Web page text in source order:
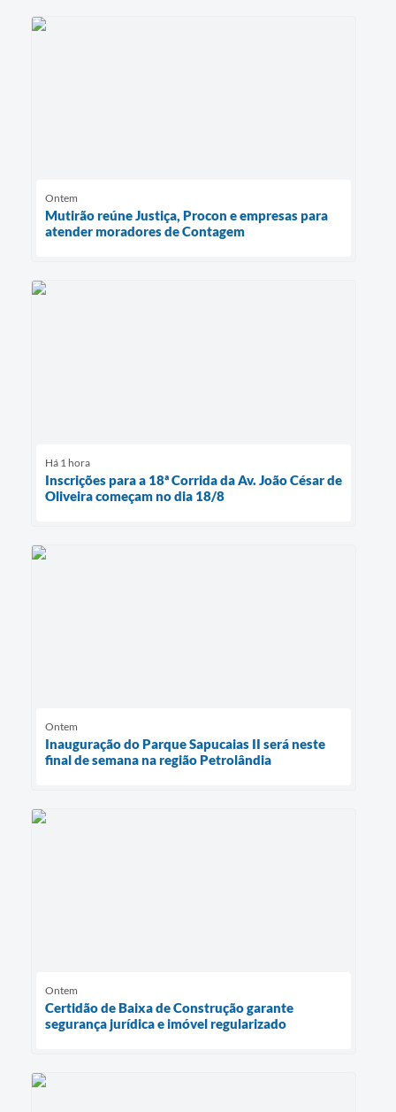
Ontem
Mutirão reúne Justiça, Procon e empresas para
atender moradores de Contagem
Há 1 hora
Inscrições para a 18ª Corrida da Av. João César de
Oliveira começam no dia 18/8
Ontem
Inauguração do Parque Sapucaias II será neste
final de semana na região Petrolândia
Ontem
Certidão de Baixa de Construção garante
segurança jurídica e imóvel regularizado